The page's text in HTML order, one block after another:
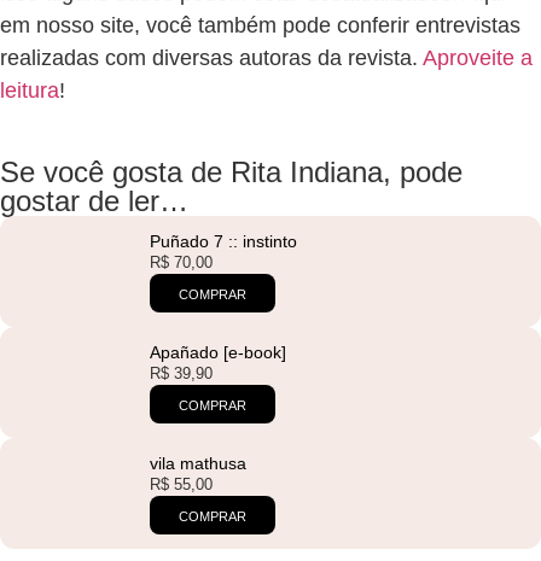
em nosso site, você também pode conferir entrevistas
realizadas com diversas autoras da revista. Aproveite a
leitura!
Se você gosta de Rita Indiana, pode
gostar de ler…
Puñado 7 :: instinto
R$ 70,00
COMPRAR
Apañado [e-book]
R$ 39,90
COMPRAR
vila mathusa
R$ 55,00
COMPRAR